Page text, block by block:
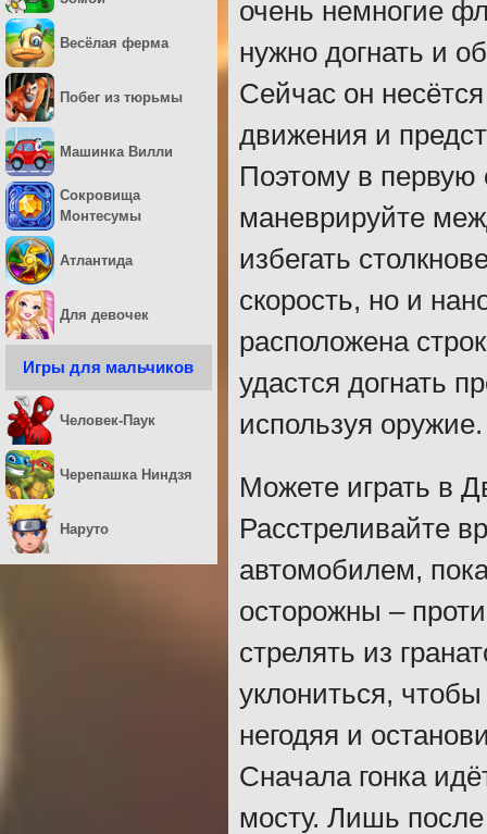
очень немногие
нужно догнать и
Сейчас он
движения и
Поэтому в первую
маневрируйте
избегать
скорость, но и
расположена
удастся догнать
используя оружие.
Можете играть в
Расстреливайте
автомобилем,
осторожны –
стрелять из
уклониться,
негодяя и
Сначала гонка
мосту. Лишь после
Весёлая ферма
Побег из тюрьмы
Машинка Вилли
Сокровища
Монтесумы
Атлантида
Для девочек
Игры для мальчиков
Человек-Паук
Черепашка Ниндзя
Наруто